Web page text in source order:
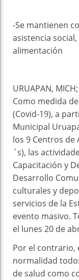
-Se mantienen
asistencia
alimentación
URUAPAN,
Como medida
(Covid-19), a
Municipal
los 9 Centros de
´s), las
Capacitación y
Desarrollo
culturales y
servicios de la
evento masivo.
el lunes 20 de
Por el contrario,
normalidad
de salud como